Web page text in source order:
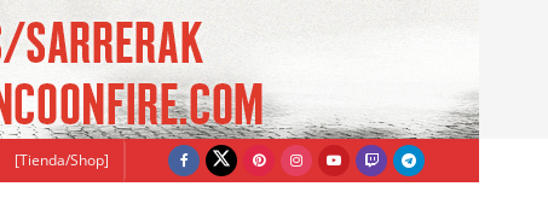
[Tienda/Shop]